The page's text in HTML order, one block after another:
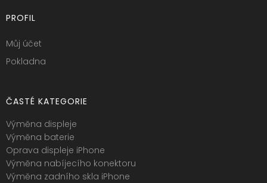
PROFIL
Můj účet
Pokladna
ČASTÉ KATEGORIE
Výměna displeje
Výměna baterie
Oprava displeje iPhone
Výměna nabíjecího konektoru
Výměna zadního skla iPhone